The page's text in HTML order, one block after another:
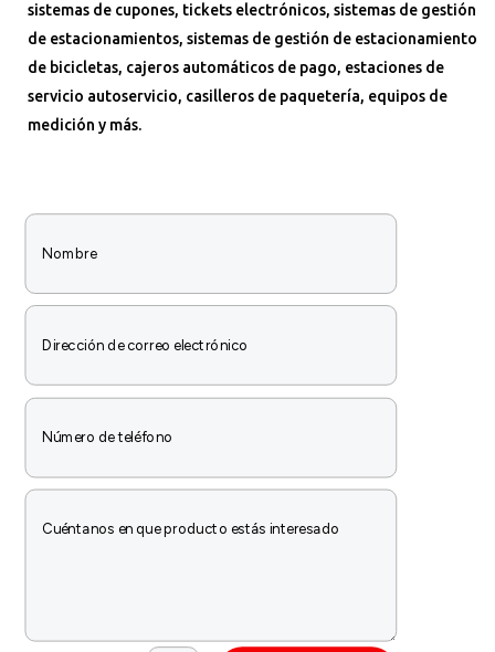
sistemas de cupones, tickets electrónicos, sistemas de gestión
de estacionamientos, sistemas de gestión de estacionamiento
de bicicletas, cajeros automáticos de pago, estaciones de
servicio autoservicio, casilleros de paquetería, equipos de
medición y más.